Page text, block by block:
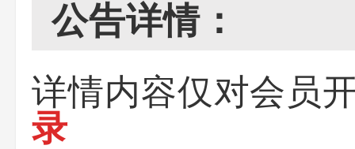
公告详情：
详情内容仅对会员
录